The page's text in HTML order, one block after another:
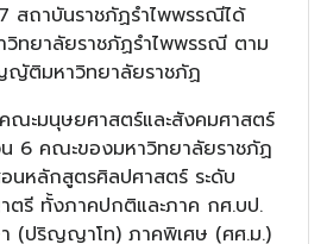
สถาบันราชภัฏรำไพพรรณีได้
วิทยาลัยราชภัฏรำไพพรรณี ตาม
ญัติมหาวิทยาลัยราชภัฏ
ะมนุษยศาสตร์และสังคมศาสตร์
น 6 คณะของมหาวิทยาลัยราชภัฏ
นหลักสูตรศิลปศาสตร์ ระดับ
ทั้งภาคปกติและภาค กศ.บป.
(ปริญญาโท) ภาคพิเศษ (ศศ.ม.)